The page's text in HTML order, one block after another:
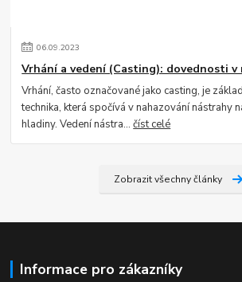
06.09.2023
Vrhání a vedení (Casting): dovednosti v
Vrhání, často označované jako casting, je
technika, která spočívá v nahazování nástrahy
hladiny. Vedení nástra...číst celé
Zobrazit všechny články
Informace pro zákazníky